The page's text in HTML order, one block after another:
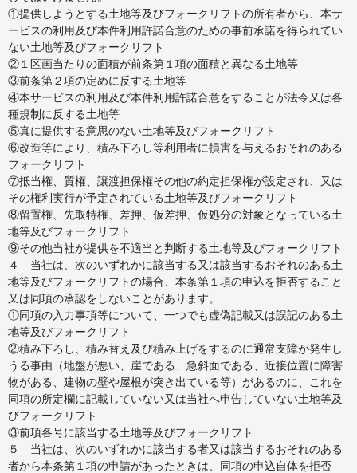
①提供しようとする土地等及びフォークリフトの所有者から、本サ
ービスの利用及び本件利用許諾合意のための事前承諾を得られてい
ない土地等及びフォークリフト
②１区画当たりの面積が前条第１項の面積と異なる土地等
③前条第２項の定めに反する土地等
④本サービスの利用及び本件利用許諾合意をすることが法令又は各
種規制に反する土地等
⑤真に提供する意思のない土地等及びフォークリフト
⑥改造等により、積み下ろし等利用者に損害を与えるおそれのある
フォークリフト
⑦抵当権、質権、譲渡担保権その他の約定担保権が設定され、又は
その権利実行が予定されている土地等及びフォークリフト
⑧留置権、先取特権、差押、仮差押、仮処分の対象となっている土
地等及びフォークリフト
⑨その他当社が提供を不適当と判断する土地等及びフォークリフト
４ 当社は、次のいずれかに該当する又は該当するおそれのある土
地等及びフォークリフトの場合、本条第１項の申込を拒否すること
又は同項の承認をしないことがあります。
①同項の入力事項等について、一つでも虚偽記載又は誤記のある土
地等及びフォークリフト
②積み下ろし、積み替え及び積み上げをするのに通常支障が発生し
うる事由（地盤が悪い、崖である、急斜面である、近接位置に障害
物がある、建物の壁や屋根が突き出ている等）があるのに、これを
同項の所定欄に記載していない又は当社へ申告していない土地等及
びフォークリフト
③前項各号に該当する土地等及びフォークリフト
５ 当社は、次のいずれかに該当する者又は該当するおそれのある
者から本条第１項の申請があったときは、同項の申込自体を拒否